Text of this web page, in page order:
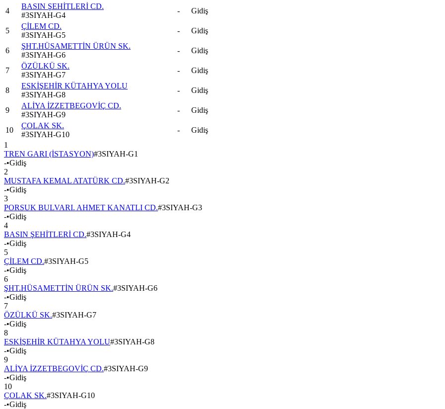
4
BASIN ŞEHİTLERİ CD.
#3SIYAH-G4
- Gidiş
5
ÇİLEM CD.
#3SIYAH-G5
- Gidiş
6
ŞHT.HÜSAMETTİN ÜRÜN SK.
#3SIYAH-G6
- Gidiş
7
ÖZÜLKÜ SK.
#3SIYAH-G7
- Gidiş
8
ESKİŞEHİR KÜTAHYA YOLU
#3SIYAH-G8
- Gidiş
9
ALİYA İZZETBEGOVİÇ CD.
#3SIYAH-G9
- Gidiş
10
ÇOLAK SK.
#3SIYAH-G10
-
Gidiş
1
TREN GARI (İSTASYON)#3SIYAH-G1
-•Gidiş
2
MUSTAFA KEMAL ATATÜRK CD.#3SIYAH-G2
-•Gidiş
3
PORSUK BULVARI. AHMET KANATLI CD.#3SIYAH-G3
-•Gidiş
4
BASIN ŞEHİTLERİ CD.#3SIYAH-G4
-•Gidiş
5
ÇİLEM CD.#3SIYAH-G5
-•Gidiş
6
ŞHT.HÜSAMETTİN ÜRÜN SK.#3SIYAH-G6
-•Gidiş
7
ÖZÜLKÜ SK.#3SIYAH-G7
-•Gidiş
8
ESKİŞEHİR KÜTAHYA YOLU#3SIYAH-G8
-•Gidiş
9
ALİYA İZZETBEGOVİÇ CD.#3SIYAH-G9
-•Gidiş
10
ÇOLAK SK.#3SIYAH-G10
-•Gidiş